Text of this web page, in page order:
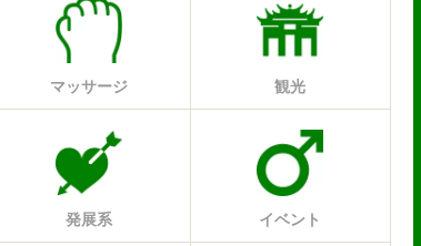
マッサージ 観光
発展系 イベント